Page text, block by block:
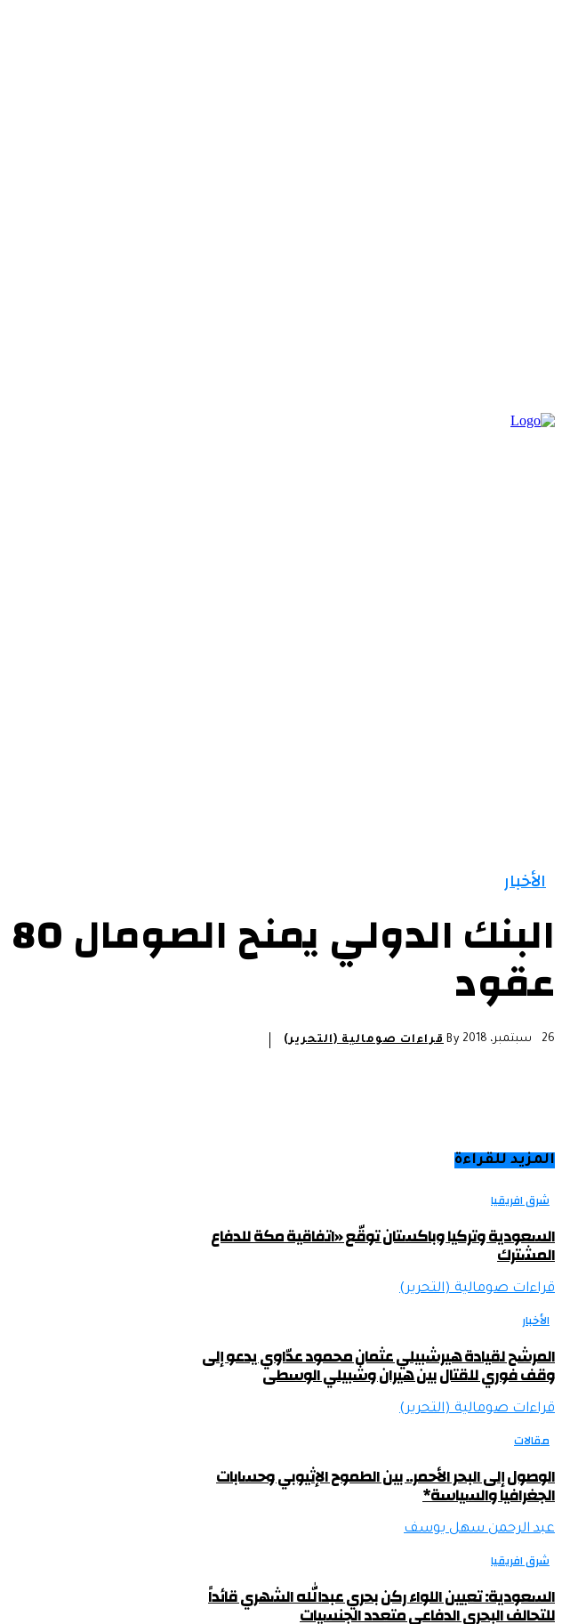
الأخبار
عقود
26 سبتمبر، 2018 By قراءات صومالية (التحرير)
المزيد للقراءة
شرق افريقيا
السعودية وتركيا وباكستان توقّع «اتفاقية مكة للدفاع
المشترك
قراءات صومالية (التحرير)
الأخبار
المرشح لقيادة هيرشبيلي عثمان محمود عدّاوي يدعو إلى
وقف فوري للقتال بين هيران وشبيلي الوسطى
قراءات صومالية (التحرير)
مقالات
الوصول إلى البحر الأحمر.. بين الطموح الإثيوبي وحسابات
الجغرافيا والسياسة*
عبد الرحمن سهل يوسف
شرق افريقيا
السعودية: تعيين اللواء ركن بحري عبدالله الشهري قائداً
للتحالف البحري الدفاعي متعدد الجنسيات